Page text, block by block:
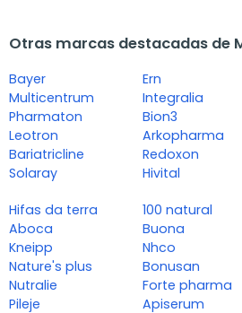
Otras marcas destacadas de
Bayer
Multicentrum
Pharmaton
Leotron
Bariatricline
Solaray
Ern
Integralia
Bion3
Arkopharma
Redoxon
Hivital
Hifas da terra
Aboca
Kneipp
Nature's plus
Nutralie
Pileje
100 natural
Buona
Nhco
Bonusan
Forte pharma
Apiserum